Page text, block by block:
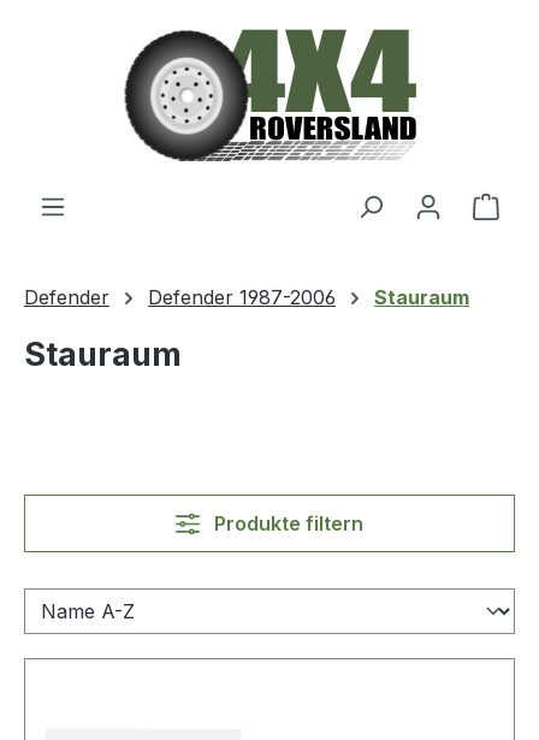
Zum Hauptinhalt springen
Defender Defender 1987-2006 Stauraum
Stauraum
Produkte filtern